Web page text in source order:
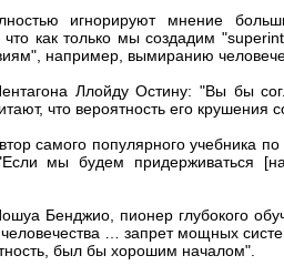
игнорируют мнение
что как только мы создадим
например, вымиранию
Ллойду Остину: "Вы бы
что вероятность его крушения
самого популярного учебника
мы будем придерживаться
Бенджио, пионер глубокого
… запрет мощных
был бы хорошим началом".